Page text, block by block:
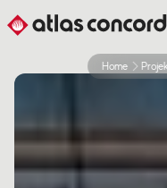
Home